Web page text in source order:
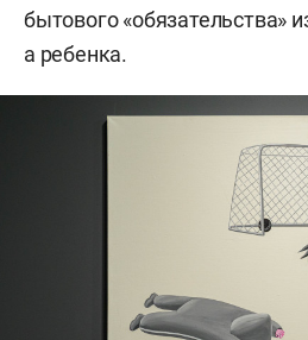
бытового «обязательства»
а ребенка.